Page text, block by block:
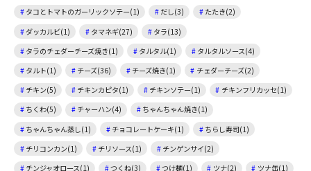
タコとトマトのガーリックソテー(1)
だし(3)
たたき(2)
ダッカルビ(1)
タマネギ(27)
タラ(13)
タラのチェダーチーズ焼き(1)
タルタル(1)
タルタルソース(4)
タルト(1)
チーズ(36) チーズ焼き(1)
チェダーチーズ(2)
チキン(5)
チキンカピタ(1) チキンソテー(1)
チキンフリカッセ(1)
ちくわ(5)
チャーハン(4)
ちゃんちゃん焼き(1)
ちゃんちゃん蒸し(1)
チョコレートケーキ(1)
ちらし寿司(1)
チリコンカン(1)
チリソース(1)
チンゲンサイ(2)
チンジャオロース(1)
つくね(3) つけ麺(1) ツナ(2) ツナ缶(1)